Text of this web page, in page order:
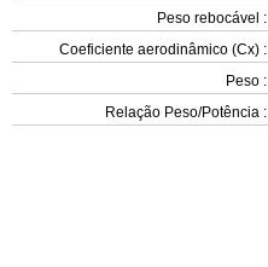
Peso rebocável :
Coeficiente aerodinâmico (Cx) :
Peso :
Relação Peso/Potência :